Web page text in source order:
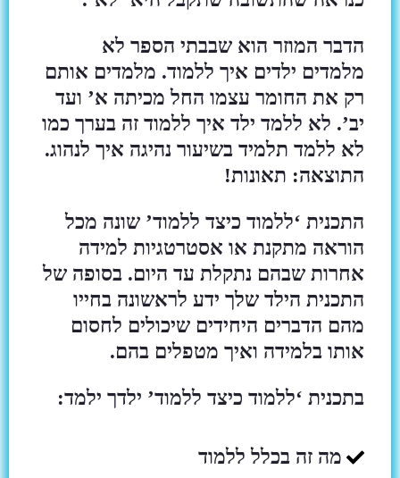
הדבר המוזר הוא שבבתי הספר לא
מלמדים ילדים איך ללמוד. מלמדים אותם
רק את החומר עצמו החל מכיתה א’ ועד
יב’. לא ללמד ילד איך ללמוד זה בערך כמו
לא ללמד תלמיד בשיעור נהיגה איך לנהוג.
התוצאה: תאונות!
התכנית ‘ללמוד כיצד ללמוד’ שונה מכל
הוראה מתקנת או אסטרטגיות למידה
אחרות שבהם נתקלת עד היום. בסופה של
התכנית הילד שלך ידע לראשונה בחייו
מהם הדברים היחידים שיכולים לחסום
אותו בלמידה ואיך מטפלים בהם.
בתכנית ‘ללמוד כיצד ללמוד’ ילדך ילמד:
מה זה בכלל ללמוד